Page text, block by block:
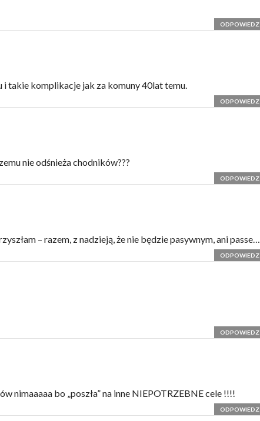
ODPOWIEDZ
i takie komplikacje jak za komuny 40lat temu.
ODPOWIEDZ
nie odśnieża chodników???
ODPOWIEDZ
– razem, z nadzieją, że nie będzie pasywnym, ani passe…
ODPOWIEDZ
ODPOWIEDZ
nimaaaaa bo „poszła” na inne NIEPOTRZEBNE cele !!!!
ODPOWIEDZ